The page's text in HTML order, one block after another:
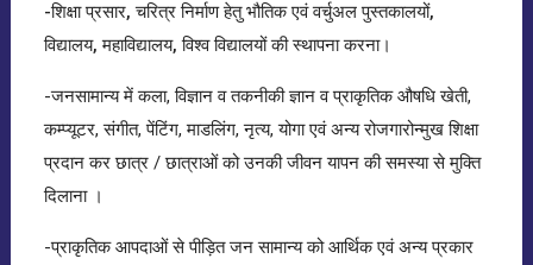
-शिक्षा प्रसार, चरित्र निर्माण हेतु भौतिक एवं वर्चुअल पुस्तकालयों,
विद्यालय, महाविद्यालय, विश्व विद्यालयों की स्थापना करना।
-जनसामान्य में कला, विज्ञान व तकनीकी ज्ञान व प्राकृतिक औषधि खेती,
कम्प्यूटर, संगीत, पेंटिंग, माडलिंग, नृत्य, योगा एवं अन्य रोजगारोन्मुख शिक्षा
प्रदान कर छात्र / छात्राओं को उनकी जीवन यापन की समस्या से मुक्ति
दिलाना ।
-प्राकृतिक आपदाओं से पीड़ित जन सामान्य को आर्थिक एवं अन्य प्रकार